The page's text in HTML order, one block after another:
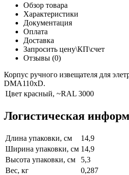
Обзор товара
Характеристики
Документация
Оплата
Доставка
Запросить цену\КП\счет
Отзывы (0)
Корпус ручного извещателя для
DMA110xD.
Цвет красный, ~RAL 3000
Логистическая
Длина упаковки, см
14,9
Ширина упаковки, см 14,9
Высота упаковки, см
5,3
Вес, кг
0,287